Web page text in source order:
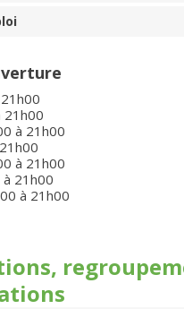
21h00
21h00
à 21h00
21h00
à 21h00
à 21h00
à 21h00